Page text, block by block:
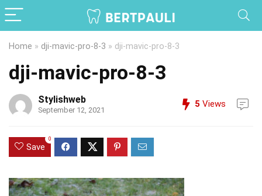
Home » dji-mavic-pro-8-3 » dji-mavic-pro-8-3
dji-mavic-pro-8-3
Stylishweb
September 12, 2021
5 Views
Save
0